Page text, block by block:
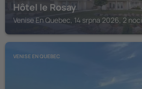
Hôtel le Rosay
Venise En Quebec, 14 srpna 2026, 2 noci
VENISE EN QUEBEC